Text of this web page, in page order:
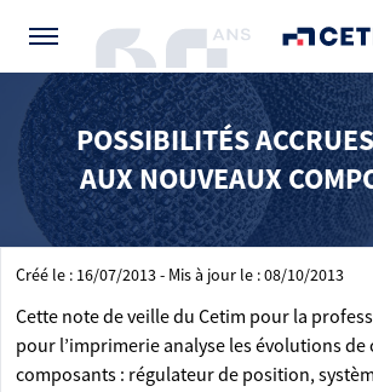
POSSIBILITÉS
AUX NOUVEAUX
Créé le : 16/07/2013 - Mis à jour le : 08/10/2013
Cette note de veille du Cetim pour la
pour l’imprimerie analyse les évolutions de
composants : régulateur de position,